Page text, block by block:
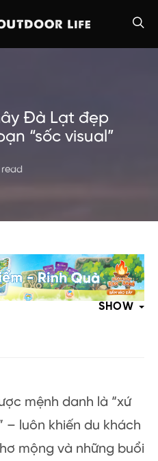
Đà Lạt đẹp
“sốc visual”
SHOW
mệnh danh là “xứ
– luôn khiến du khách
mộng và những buổi